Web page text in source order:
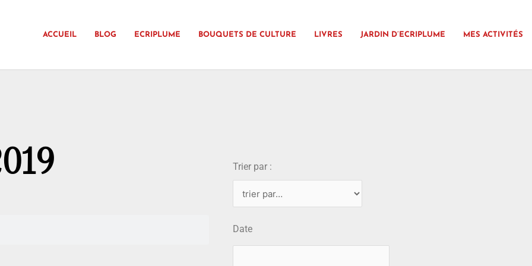
ACCUEIL BLOG ECRIPLUME BOUQUETS DE CULTURE LIVRES JARDIN D’ECRIPLUME MES ACTIVITÉS
Trier par :
Date